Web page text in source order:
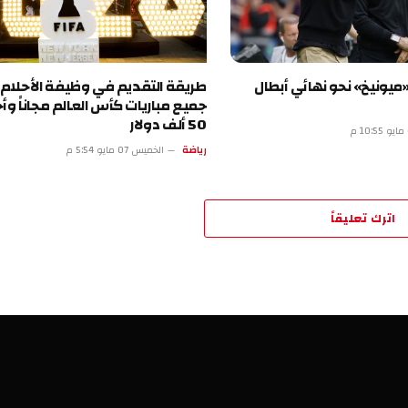
نحو نهائي أبطال طريقة التقديم في وظيفة الأحلام..
جميع مباريات كأس العالم مجاناً وأحصل
الخميس 07 مايو 5:54 م
تعليقاً